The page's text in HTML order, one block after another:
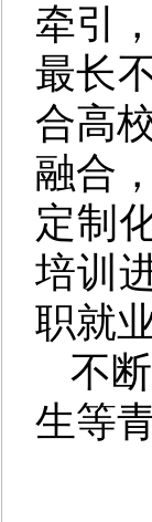
牵引
最长
合高
融合
定制
培训
职就
不
生等